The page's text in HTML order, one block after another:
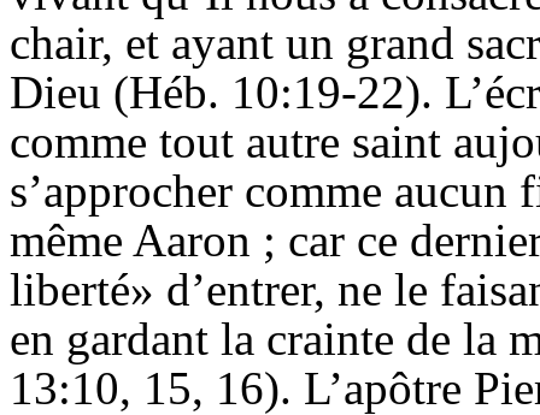
chair, et ayant un grand
Dieu (Héb. 10:19-22).
comme tout autre saint
s’approcher comme
même Aaron ; car ce
liberté» d’entrer, ne le
en gardant la crainte de la
13:10, 15, 16). L’apôtre